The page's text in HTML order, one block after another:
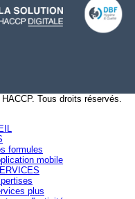
Tous droits réservés.
formules
mobile
plus